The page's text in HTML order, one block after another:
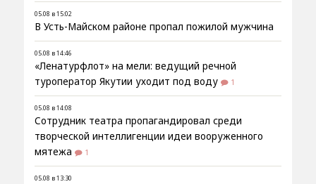
05.08 в 15:02
В Усть-Майском районе пропал пожилой мужчина
05.08 в 14:46
«Ленатурфлот» на мели: ведущий речной
туроператор Якутии уходит под воду
1
05.08 в 14:08
Сотрудник театра пропагандировал среди
творческой интеллигенции идеи вооруженного
мятежа
1
05.08 в 13:30